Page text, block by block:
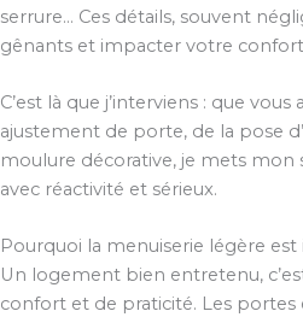
serrure… Ces détails, souvent
gênants et impacter votre
C’est là que j’interviens : que vous
ajustement de porte, de la pose
moulure décorative, je mets mon
avec réactivité et sérieux.
Pourquoi la menuiserie légère est
Un logement bien entretenu,
confort et de praticité. Les portes